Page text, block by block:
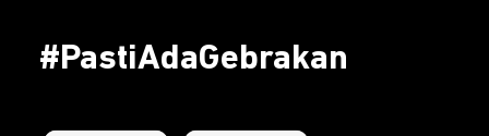
#PastiAdaGebrakan